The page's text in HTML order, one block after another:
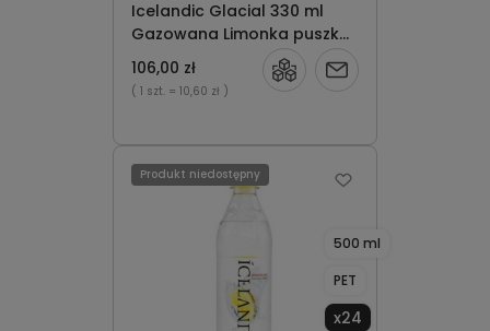
Icelandic Glacial 330 ml
Gazowana Limonka puszka
x10
106,00 zł
( 1 szt. = 10,60 zł )
Powiadom
500 ml
PET
x24
Produkt niedostępny